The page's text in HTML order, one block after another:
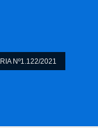
Nº1.122/2021